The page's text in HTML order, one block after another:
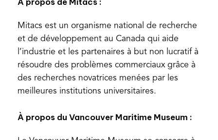
Mitacs est un organisme national de recherche
et de développement au Canada qui aide
l’industrie et les partenaires à but non lucratif à
résoudre des problèmes commerciaux grâce à
des recherches novatrices menées par les
meilleures institutions universitaires.
À propos du Vancouver Maritime Museum :